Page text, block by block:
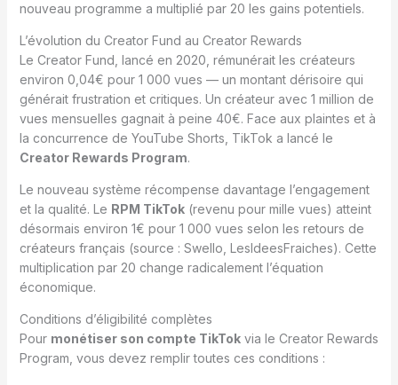
nouveau programme a multiplié par 20 les gains potentiels.
L’évolution du Creator Fund au Creator Rewards
Le Creator Fund, lancé en 2020, rémunérait les créateurs
environ 0,04€ pour 1 000 vues — un montant dérisoire qui
générait frustration et critiques. Un créateur avec 1 million de
vues mensuelles gagnait à peine 40€. Face aux plaintes et à
la concurrence de YouTube Shorts, TikTok a lancé le
Creator Rewards Program.
Le nouveau système récompense davantage l’engagement
et la qualité. Le RPM TikTok(revenu pour mille vues) atteint
désormais environ 1€ pour 1 000 vues selon les retours de
créateurs français (source : Swello, LesIdeesFraiches). Cette
multiplication par 20 change radicalement l’équation
économique.
Conditions d’éligibilité complètes
Pour monétiser son compte TikTokvia le Creator Rewards
Program, vous devez remplir toutes ces conditions :